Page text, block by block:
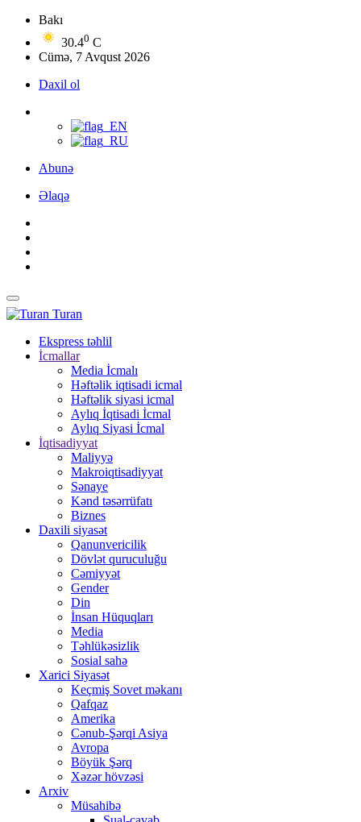
Bakı
30.40 C
Cümə, 7 Avqust 2026
Daxil ol
Abunə
Əlaqə
Turan
Ekspress təhlil
İcmallar
Media İcmalı
Həftəlik iqtisadi icmal
Həftəlik siyasi icmal
Aylıq İqtisadi İcmal
Aylıq Siyasi İcmal
İqtisadiyyat
Maliyyə
Makroiqtisadiyyat
Sənaye
Kənd təsərrüfatı
Biznes
Daxili siyasət
Qanunvericilik
Dövlət quruculuğu
Cəmiyyət
Gender
Din
İnsan Hüquqları
Media
Təhlükəsizlik
Sosial sahə
Xarici Siyasət
Keçmiş Sovet məkanı
Qafqaz
Amerika
Cənub-Şərqi Asiya
Avropa
Böyük Şərq
Xəzər hövzəsi
Arxiv
Müsahibə